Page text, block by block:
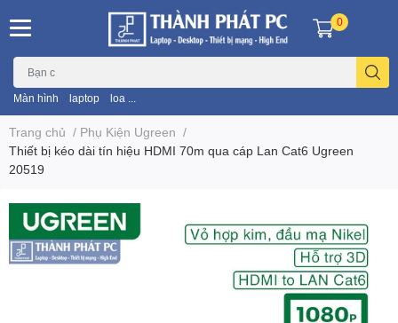
Màn hình laptop loa ...
0
Trang chủ / Phụ Kiện Ugreen /
Thiết bị kéo dài tín hiệu HDMI 70m qua cáp Lan Cat6 Ugreen
20519